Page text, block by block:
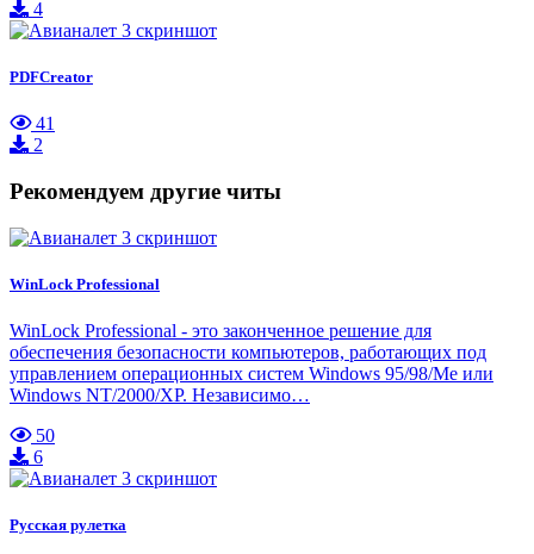
4
PDFCreator
41
2
Рекомендуем другие читы
WinLock Professional
WinLock Professional - это законченное решение для
обеспечения безопасности компьютеров, работающих под
управлением операционных систем Windows 95/98/Me или
Windows NT/2000/XP. Независимо…
50
6
Русская рулетка